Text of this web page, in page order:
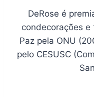
DeRose é
condecorações
Paz pela ONU
pelo CESUSC